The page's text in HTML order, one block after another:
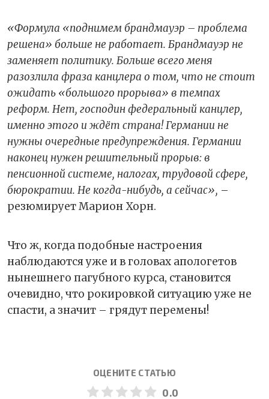
«Формула «поднимем брандмауэр – проблема
решена» больше не работает. Брандмауэр не
заменяет политику. Больше всего меня
разозлила фраза канцлера о том, что не стоит
ожидать «большого прорыва» в темпах
реформ. Нет, господин федеральный канцлер,
именно этого и ждёт страна! Германии не
нужны очередные предупреждения. Германии
наконец нужен решительный прорыв: в
пенсионной системе, налогах, трудовой сфере,
бюрократии. Не когда-нибудь, а сейчас», –
резюмирует Марион Хорн.
Что ж, когда подобные настроения
наблюдаются уже и в головах апологетов
нынешнего пагубного курса, становится
очевидно, что рокировкой ситуацию уже не
спасти, а значит – грядут перемены!
ОЦЕНИТЕ СТАТЬЮ
0.0